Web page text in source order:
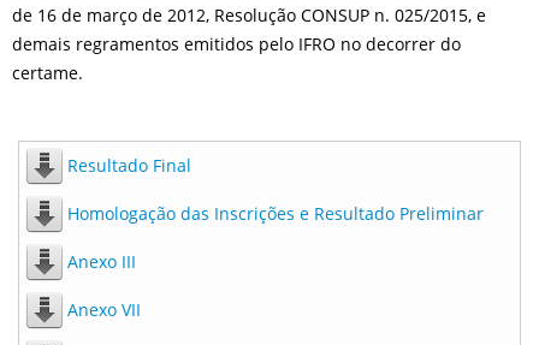
de 16 de março de 2012, Resolução CONSUP n. 025/2015, e
demais regramentos emitidos pelo IFRO no decorrer do
certame.
Resultado Final
Homologação das Inscrições e Resultado Preliminar
Anexo III
Anexo VII